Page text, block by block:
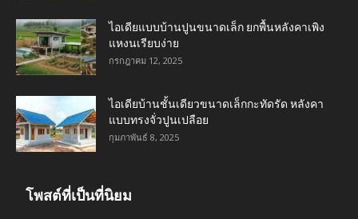
ไอเดียแบบบ้านปูนขนาดเล็ก ยกพื้นหลังคาเพิง
แหงนเรียบง่าย
กรกฎาคม 12, 2025
ไอเดียบ้านชั้นเดียวขนาดเล็กกะทัดรัด หลังคา
แบบทรงจั่วปูนเปลือย
กุมภาพันธ์ 8, 2025
โพสต์ที่เป็นที่นิยม